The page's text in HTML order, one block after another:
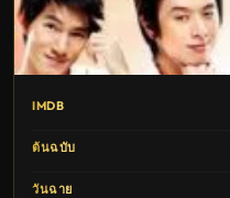
IMDB
ต้นฉบับ
วันฉาย